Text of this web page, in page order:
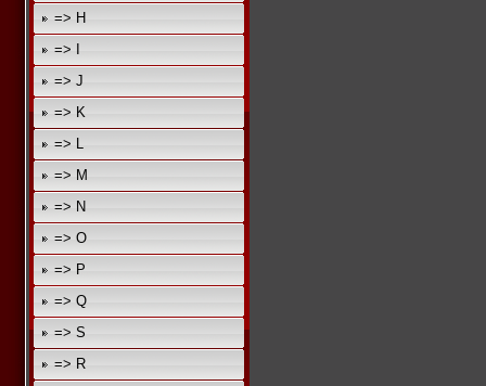
=> H
=> I
=> J
=> K
=> L
=> M
=> N
=> O
=> P
=> Q
=> S
=> R